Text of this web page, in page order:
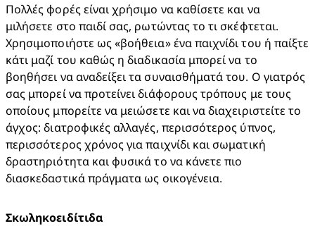
Πολλές φορές είναι χρήσιμο να καθίσετε και να
μιλήσετε στο παιδί σας, ρωτώντας το τι σκέφτεται.
Χρησιμοποιήστε ως «βοήθεια» ένα παιχνίδι του ή παίξτε
κάτι μαζί του καθώς η διαδικασία μπορεί να το
βοηθήσει να αναδείξει τα συναισθήματά του. Ο γιατρός
σας μπορεί να προτείνει διάφορους τρόπους με τους
οποίους μπορείτε να μειώσετε και να διαχειριστείτε το
άγχος: διατροφικές αλλαγές, περισσότερος ύπνος,
περισσότερος χρόνος για παιχνίδι και σωματική
δραστηριότητα και φυσικά το να κάνετε πιο
διασκεδαστικά πράγματα ως οικογένεια.
Σκωληκοειδίτιδα